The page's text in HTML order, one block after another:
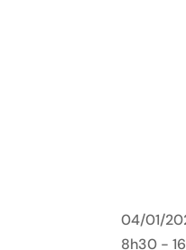
04/01/
8h30 -